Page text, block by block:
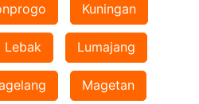
Kuningan
Lebak Lumajang
Magetan